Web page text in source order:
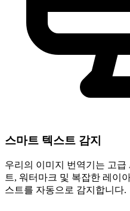
스마트 텍스트 감지
우리의 이미지 번역기는 고
트, 워터마크 및 복잡한 레이
스트를 자동으로 감지합니다.